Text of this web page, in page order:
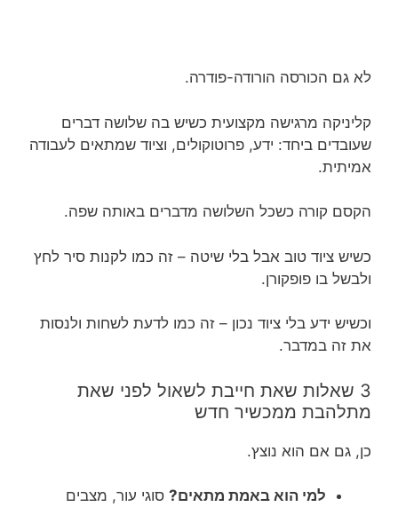
לא גם הכורסה הורודה-פודרה.
קליניקה מרגישה מקצועית כשיש בה שלושה דברים
שעובדים ביחד: ידע, פרוטוקולים, וציוד שמתאים לעבודה
אמיתית.
הקסם קורה כשכל השלושה מדברים באותה שפה.
כשיש ציוד טוב אבל בלי שיטה – זה כמו לקנות סיר לחץ
ולבשל בו פופקורן.
וכשיש ידע בלי ציוד נכון – זה כמו לדעת לשחות ולנסות
את זה במדבר.
3 שאלות שאת חייבת לשאול לפני שאת
מתלהבת ממכשיר חדש
כן, גם אם הוא נוצץ.
למי הוא באמת מתאים? סוגי עור, מצבים